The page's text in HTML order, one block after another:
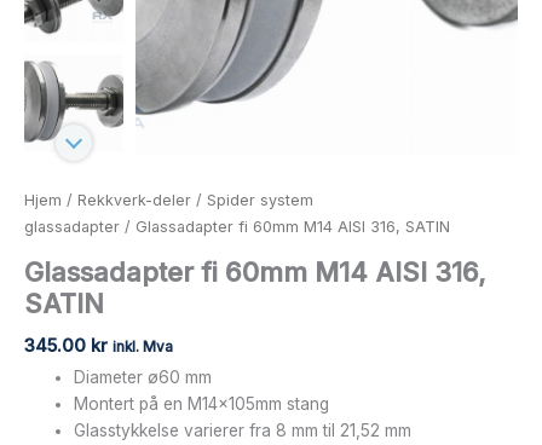
Hjem / Rekkverk-deler / Spider system
glassadapter / Glassadapter fi 60mm M14 AISI 316, SATIN
Glassadapter fi 60mm M14 AISI 316,
SATIN
345.00 kr inkl. Mva
Diameter ø60 mm
Montert på en M14x105mm stang
Glasstykkelse varierer fra 8 mm til 21,52 mm